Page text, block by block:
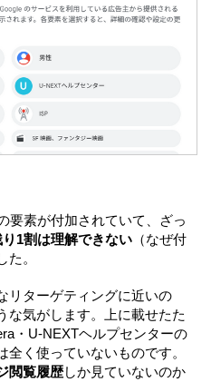
要素が付加されていて、ざっ
り1割は理解できない （なぜ付
。
リターゲティングに近いの
な気がします。上に載せたた
・U-NEXTヘルプセンターの
く使っていないものです。
閲覧履歴しか見ていないのか